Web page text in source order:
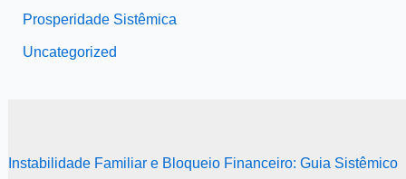
Prosperidade Sistêmica
Uncategorized
Instabilidade Familiar e Bloqueio Financeiro: Guia Sistêmico